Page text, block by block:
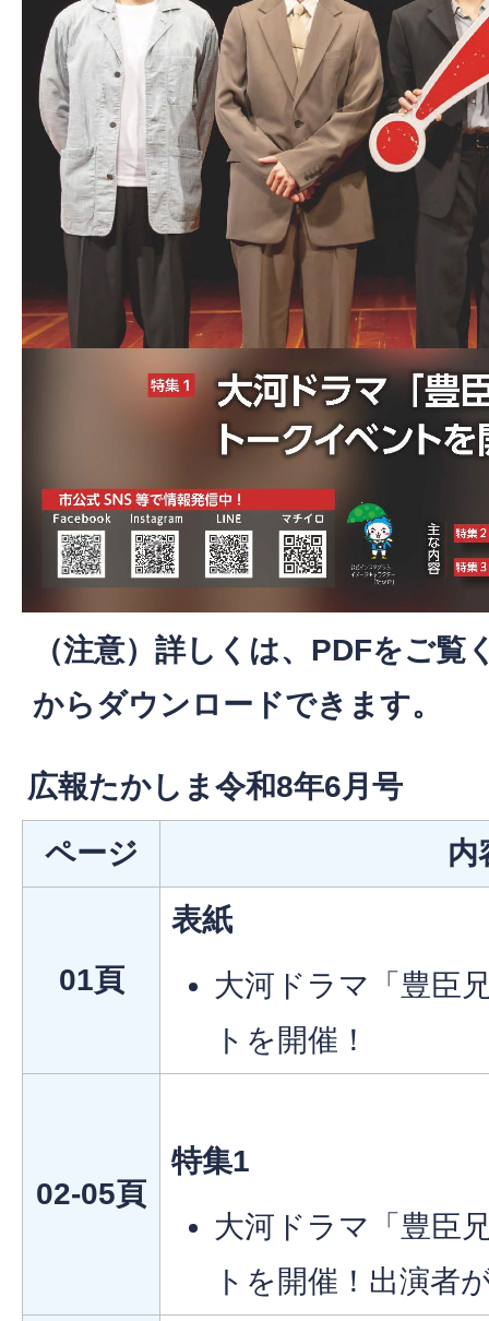
（注意）詳しくは、PDFをご覧
からダウンロードできます。
広報たかしま令和8年6月号
ページ
内
01頁
表紙
大河ドラマ「豊臣
トを開催！
02-05頁
特集1
大河ドラマ「豊臣
トを開催！出演者